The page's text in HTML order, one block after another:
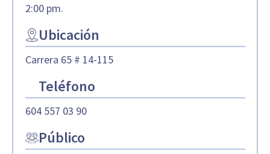
2:00 pm.
Ubicación
Carrera 65 # 14-115
Teléfono
604 557 03 90
Público